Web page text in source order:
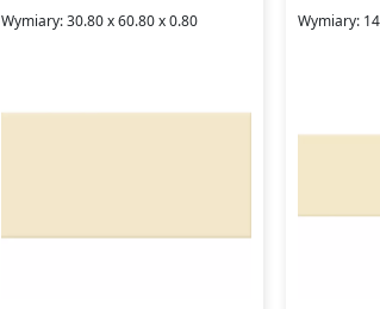
Wymiary: 30.80 x 60.80 x 0.80 Wymiary: